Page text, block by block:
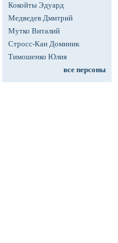
Кокойты Эдуард
Медведев Дмитрий
Мутко Виталий
Стросс-Кан Доминик
Тимошенко Юлия
все персоны